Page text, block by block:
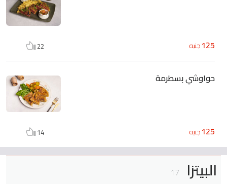
125جنيه 22
حواوشي بسطرمة
125جنيه 14
البيتزا 17